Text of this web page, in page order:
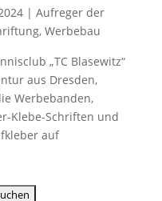
| Aufreger der
, Werbebau
„TC Blasewitz“
aus Dresden,
Werbebanden,
Klebe-Schriften und
auf